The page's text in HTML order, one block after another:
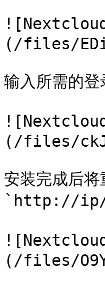
(/files/
输入所需的
(/files/
安装完成后
`http://ip/
(/files/